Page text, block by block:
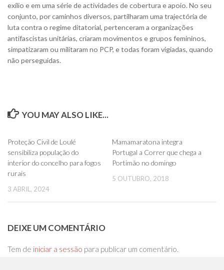
exílio e em uma série de actividades de cobertura e apoio. No seu
conjunto, por caminhos diversos, partilharam uma trajectória de
luta contra o regime ditatorial, pertenceram a organizações
antifascistas unitárias, criaram movimentos e grupos femininos,
simpatizaram ou militaram no PCP, e todas foram vigiadas, quando
não perseguidas.
YOU MAY ALSO LIKE...
Proteção Civil de Loulé
sensibiliza população do
interior do concelho para fogos
rurais
3 ABRIL, 2024
Mamamaratona integra
Portugal a Correr que chega a
Portimão no domingo
5 OUTUBRO, 2018
DEIXE UM COMENTÁRIO
Tem de iniciar a sessão para publicar um comentário.